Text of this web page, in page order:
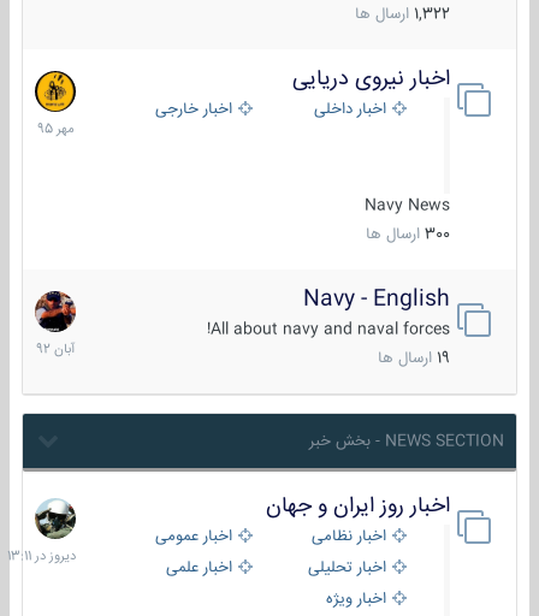
1,322 ارسال ها
اخبار نیروی دریایی
اخبار داخلی اخبار خارجی
Navy News
300 ارسال ها
27
مهر
1395
Navy - English
All about navy and naval forces!
ارسال ها
22
آبان
1392
NEWS SECTION - بخش خبر
اخبار روز ایران و جهان
اخبار نظامی
اخبار عمومی
اخبار تحلیلی
اخبار علمی
اخبار ویژه
دیروز
در
13:11